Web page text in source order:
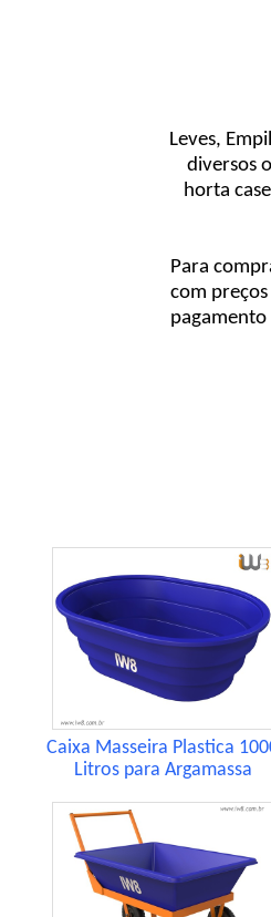
Leves,
diversos
horta
Para
com
Caixa Masseira Plastica
Litros para Argamassa